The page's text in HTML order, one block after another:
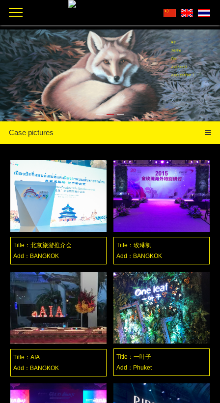
Case pictures
Title：北京旅游推介会
Add：BANGKOK
Title：玫琳凯
Add：BANGKOK
Title：AIA
Add：BANGKOK
Title：一叶子
Add：Phuket